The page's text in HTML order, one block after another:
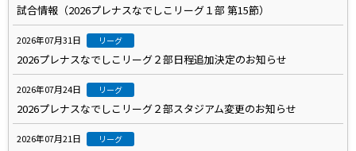
試合情報（2026プレナスなでしこリーグ１部 第15節）
2026年07月31日 リーグ
2026プレナスなでしこリーグ２部日程追加決定のお知らせ
2026年07月24日 リーグ
2026プレナスなでしこリーグ２部スタジアム変更のお知らせ
2026年07月21日 リーグ